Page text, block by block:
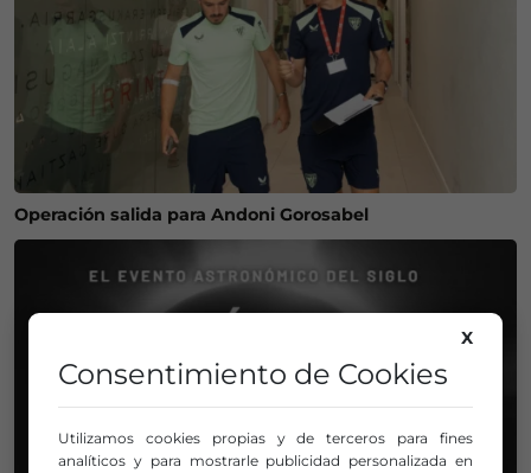
Operación salida para Andoni Gorosabel
X
Consentimiento de Cookies
Utilizamos cookies propias y de terceros para fines
analíticos y para mostrarle publicidad personalizada en